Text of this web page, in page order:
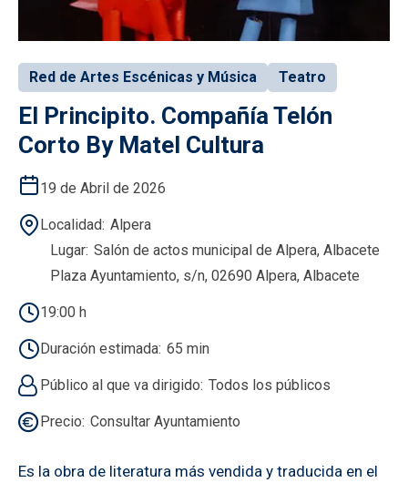
Red de Artes Escénicas y Música Teatro
El Principito. Compañía Telón
Corto By Matel Cultura
19 de Abril de 2026
Localidad Alpera
Lugar Salón de actos municipal de Alpera, Albacete
Plaza Ayuntamiento, s/n, 02690 Alpera, Albacete
19:00 h
Duración estimada 65 min
Público al que va dirigido Todos los públicos
Precio Consultar Ayuntamiento
Es la obra de literatura más vendida y traducida en el